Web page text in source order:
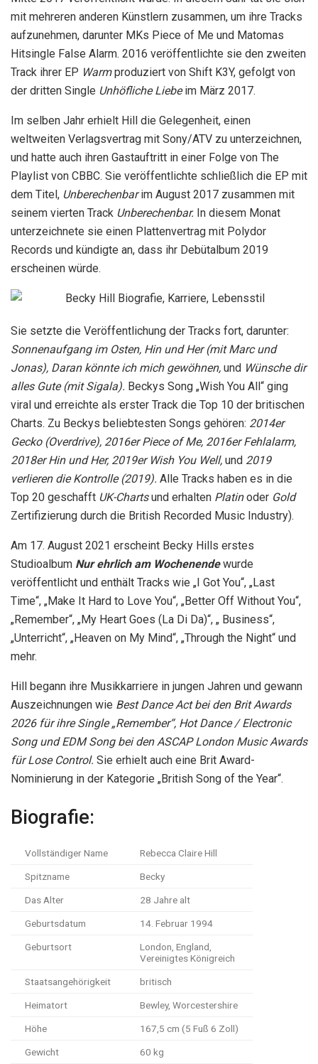
mit mehreren anderen Künstlern zusammen, um ihre Tracks
aufzunehmen, darunter MKs Piece of Me und Matomas
Hitsingle False Alarm. 2016 veröffentlichte sie den zweiten
Track ihrer EP Warmproduziert von Shift K3Y, gefolgt von
der dritten Single Unhöfliche Liebeim März 2017.
Im selben Jahr erhielt Hill die Gelegenheit, einen
weltweiten Verlagsvertrag mit Sony/ATV zu unterzeichnen,
und hatte auch ihren Gastauftritt in einer Folge von The
Playlist von CBBC. Sie veröffentlichte schließlich die EP mit
dem Titel, Unberechenbarim August 2017 zusammen mit
seinem vierten Track Unberechenbar. In diesem Monat
unterzeichnete sie einen Plattenvertrag mit Polydor
Records und kündigte an, dass ihr Debütalbum 2019
erscheinen würde.
Sie setzte die Veröffentlichung der Tracks fort, darunter:
Sonnenaufgang im Osten, Hin und Her (mit Marc und
Jonas), Daran könnte ich mich gewöhnen, und Wünsche dir
alles Gute (mit Sigala). Beckys Song „Wish You All“ ging
viral und erreichte als erster Track die Top 10 der britischen
Charts. Zu Beckys beliebtesten Songs gehören: 2014er
Gecko (Overdrive), 2016er Piece of Me, 2016er Fehlalarm,
2018er Hin und Her, 2019er Wish You Well, und 2019
verlieren die Kontrolle (2019). Alle Tracks haben es in die
Top 20 geschafft UK-Chartsund erhalten Platinoder Gold
Zertifizierung durch die British Recorded Music Industry).
Am 17. August 2021 erscheint Becky Hills erstes
Studioalbum Nur ehrlich am Wochenendewurde
veröffentlicht und enthält Tracks wie „I Got You“, „Last
Time“, „Make It Hard to Love You“, „Better Off Without You“,
„Remember“, „My Heart Goes (La Di Da)“, „ Business“,
„Unterricht“, „Heaven on My Mind“, „Through the Night“ und
mehr.
Hill begann ihre Musikkarriere in jungen Jahren und gewann
Auszeichnungen wie Best Dance Act bei den Brit Awards
2026 für ihre Single „Remember“, Hot Dance / Electronic
Song und EDM Song bei den ASCAP London Music Awards
für Lose Control. Sie erhielt auch eine Brit Award-
Nominierung in der Kategorie „British Song of the Year“.
Biografie:
Vollständiger Name Rebecca Claire Hill
Spitzname Becky
Das Alter 28 Jahre alt
Geburtsdatum 14. Februar 1994
Geburtsort
London, England,
Vereinigtes Königreich
Staatsangehörigkeit britisch
Heimatort Bewley, Worcestershire
Höhe 167,5 cm (5 Fuß 6 Zoll)
Gewicht 60 kg